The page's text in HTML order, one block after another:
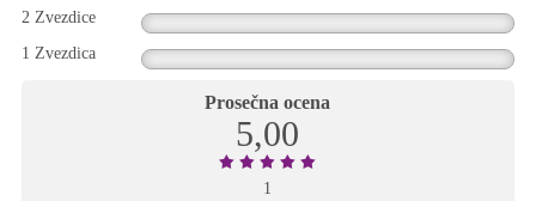
2 Zvezdice
1 Zvezdica
Prosečna ocena
5,00
1